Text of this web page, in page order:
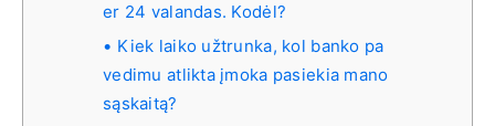
er 24 valandas. Kodėl?
Kiek laiko užtrunka, kol banko pa
vedimu atlikta įmoka pasiekia mano
sąskaitą?